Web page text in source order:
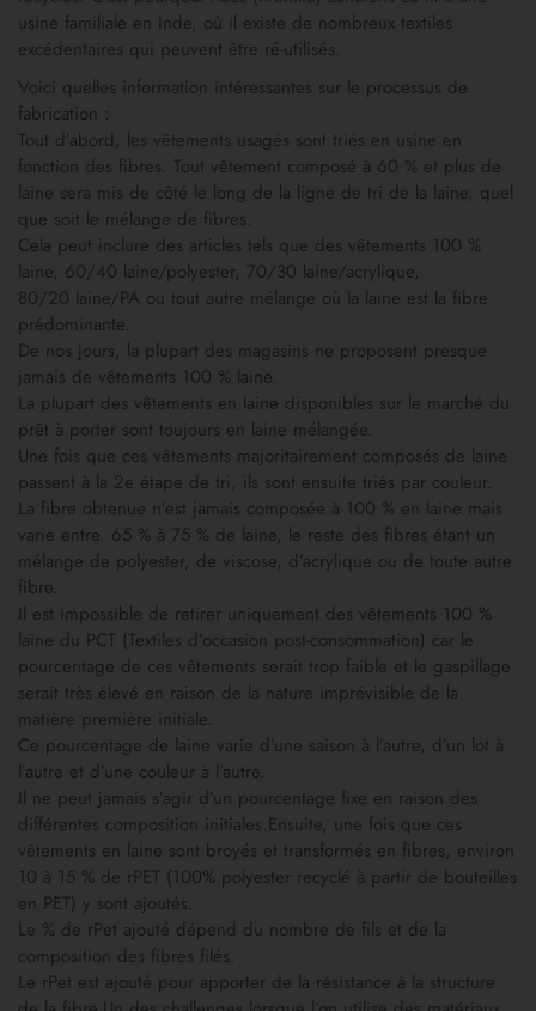
usine familiale en Inde, où il existe de nombreux textiles
excédentaires qui peuvent être ré-utilisés.
Voici quelles information intéressantes sur le processus de
fabrication :
Tout d’abord, les vêtements usagés sont triés en usine en
fonction des fibres. Tout vêtement composé à 60 % et plus de
laine sera mis de côté le long de la ligne de tri de la laine, quel
que soit le mélange de fibres.
Cela peut inclure des articles tels que des vêtements 100 %
laine, 60/40 laine/polyester, 70/30 laine/acrylique,
80/20 laine/PA ou tout autre mélange où la laine est la fibre
prédominante.
De nos jours, la plupart des magasins ne proposent presque
jamais de vêtements 100 % laine.
La plupart des vêtements en laine disponibles sur le marché du
prêt à porter sont toujours en laine mélangée.
Une fois que ces vêtements majoritairement composés de laine
passent à la 2e étape de tri, ils sont ensuite triés par couleur.
La fibre obtenue n’est jamais composée à 100 % en laine mais
varie entre. 65 % à 75 % de laine, le reste des fibres étant un
mélange de polyester, de viscose, d’acrylique ou de toute autre
fibre.
Il est impossible de retirer uniquement des vêtements 100 %
laine du PCT (Textiles d’occasion post-consommation) car le
pourcentage de ces vêtements serait trop faible et le gaspillage
serait très élevé en raison de la nature imprévisible de la
matière première initiale.
Ce pourcentage de laine varie d’une saison à l’autre, d’un lot à
l’autre et d’une couleur à l’autre.
Il ne peut jamais s’agir d’un pourcentage fixe en raison des
différentes composition initiales.Ensuite, une fois que ces
vêtements en laine sont broyés et transformés en fibres, environ
10 à 15 % de rPET (100% polyester recyclé à partir de bouteilles
en PET) y sont ajoutés.
Le % de rPet ajouté dépend du nombre de fils et de la
composition des fibres filés.
Le rPet est ajouté pour apporter de la résistance à la structure